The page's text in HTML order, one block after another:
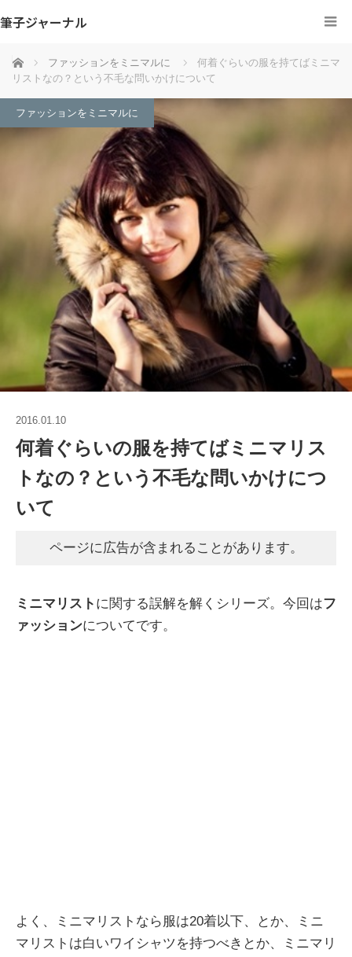
筆子ジャーナル
ホーム ファッションをミニマルに
何着ぐらいの服を持てばミニマ
リストなの？という不毛な問いかけについて
ファッションをミニマルに
2016.01.10
何着ぐらいの服を持てばミニマリス
トなの？という不毛な問いかけにつ
いて
ページに広告が含まれることがあります。
ミニマリスト に関する誤解を解くシリーズ。今回はフ
ァッションについてです。
よく、ミニマリストなら服は20着以下、とか、ミニ
マリストは白いワイシャツを持つべきとか、ミニマリ